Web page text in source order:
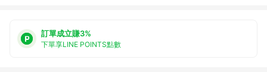
訂單成立賺3%
下單享LINE POINTS點數